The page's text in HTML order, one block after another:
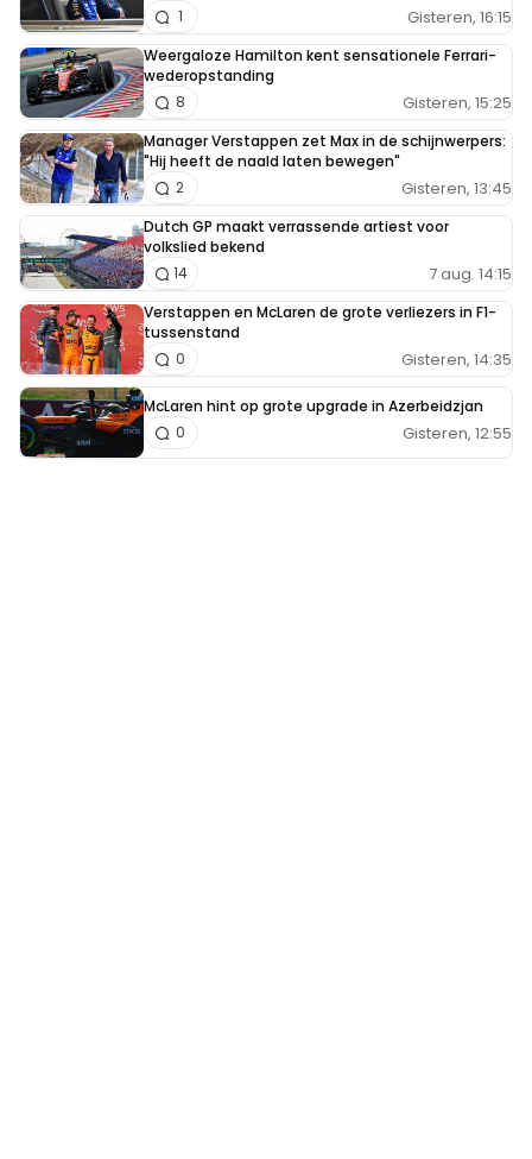
Gisteren, 16:15
1
Weergaloze Hamilton kent sensationele Ferrari-
wederopstanding
Gisteren, 15:25
8
Manager Verstappen zet Max in de schijnwerpers:
"Hij heeft de naald laten bewegen"
Gisteren, 13:45
2
Dutch GP maakt verrassende artiest voor
volkslied bekend
7 aug. 14:15
14
Verstappen en McLaren de grote verliezers in F1-
tussenstand
Gisteren, 14:35
0
McLaren hint op grote upgrade in Azerbeidzjan
Gisteren, 12:55
0